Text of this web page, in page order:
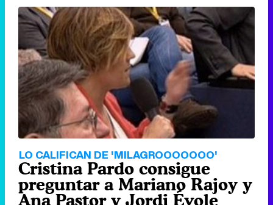
'120 Minutos' celebra sus 2.000 programas en Telemadrid con un vídeo del día a día en la redacción
Tráiler de '33 días', la nueva serie de Atresplayer con Julián Villagrán y José Manuel Poga
LO CALIFICAN DE 'MILAGROOOOOOO'
Cristina Pardo consigue
preguntar a Mariano Rajoy y
Ana Pastor y Jordi Évole